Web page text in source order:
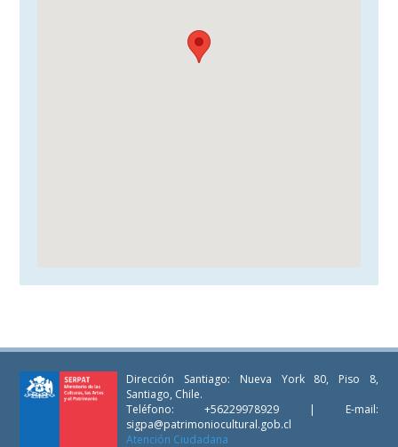
Dirección Santiago: Nueva York 80, Piso 8,
Santiago, Chile.
Teléfono: +56229978929 | E-mail:
sigpa@patrimoniocultural.gob.cl
Atención Ciudadana